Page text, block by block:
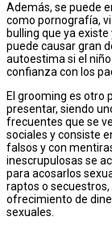
Además, se puede
como pornografía,
bulling que ya
puede causar gran
autoestima si el
confianza con los
El grooming es otro
presentar, siendo
frecuentes que se
sociales y consiste
falsos y con
inescrupulosas se
para acosarlos
raptos o
ofrecimiento de
sexuales.